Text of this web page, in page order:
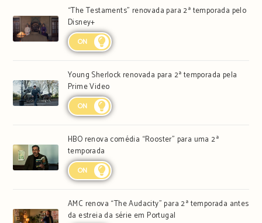
“The Testaments” renovada para 2ª temporada pelo
Disney+
ON
Young Sherlock renovada para 2ª temporada pela
Prime Video
ON
HBO renova comédia “Rooster” para uma 2ª
temporada
ON
AMC renova “The Audacity” para 2ª temporada antes
da estreia da série em Portugal